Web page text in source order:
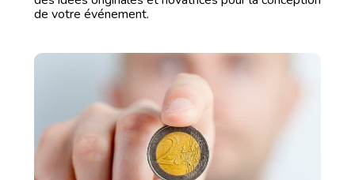
de votre événement.